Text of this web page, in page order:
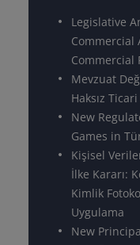
Legislative
Commercial
Commercial
Mevzuat
Haksız
New
Games in
Kişisel
İlke Kararı:
Kimlik
Uygulama
New